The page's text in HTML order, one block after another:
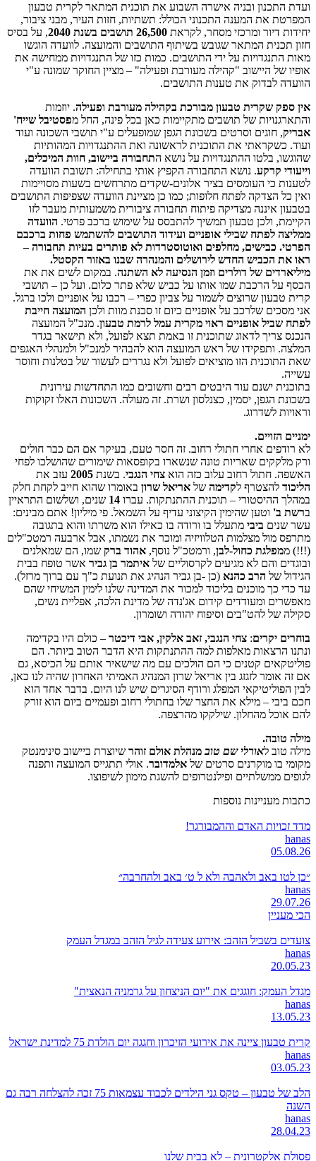
ועדת התכנון ובניה אישרה השבוע את תוכנית המתאר לקרית טבעון
המפרטת את המענה התכנוני הכולל: תשתיות, חזות העיר, מבני ציבור,
יחידות דיור ומרכזי מסחר, לקראת 26,500 תושבים בשנת 2040
, על בסיס
חזון תכנית המתאר שגובש בשיתוף התושבים והמועצה. לוועדה הוגשו
מאות התנגדויות על ידי התושבים. כמות כזו של התנגדויות ממחישה את
אופיו של היישוב "קהילה מעורבת ופעילה" – מציין החוקר שמונה ע"י
הוועדה לבדוק את טענות התושבים.
אין ספק שקרית טבעון מבורכת בקהילה מעורבת ופעילה. יוזמות
והתארגנויות של תושבים מתקיימות כאן בכל פינה, החל מפסטיבל שייח'
אבריק, חוגים וסרטים בשכונת הגפן שמופעלים ע"י תושבי השכונה ועוד
ועוד. כשקראתי את התוכנית לראשונה ואת ההתנגדויות המהותיות
שהוגשו, בלטו ההתנגדויות על נושא התחבורה ביישוב, חוות המיכלים,
וייעודי קרקע. נושא התחבורה הקפיץ אותי בתחילה: תשובת הוועדה
לטענות כי העומסים בציר אלונים-שקדים מתרחשים בשעות מסויימות
ואין כל הצדקה לפתח חלופות; כמו כן מציינת הוועדה שצפיפות התושבים
בטבעון איננה מצדיקה פיתוח תחבורה ציבורית משמעותית מעבר לזו
הקיימת, ולכן טבעון תמשיך להתבסס על שימוש ברכב פרטי. הוועדה
ממליצה לפתח שבילי אופניים ועידוד התושבים להשתמש פחות ברכבם
הפרטי. כבישים, מחלפים ואוטוסטרדות לא פותרים בעיות תחבורה –
ראו את הכביש החדש לירושלים והמנהרה שבנו באזור הקסטל.
מיליארדים של דולרים וזמן הנסיעה לא השתנה. במקום לשים את את
הכסף על הרכבת שמו אותו על כביש שלא פתר כלום. ועל כן – תושבי
קרית טבעון שרוצים לשמור על צביון כפרי – רכבו על אופניים ולכו ברגל.
אני מסכים שלרכב על אופניים כיום זו סכנת מוות ולכן המועצה חייבת
לפתח שביל אופניים ראוי מקרית עמל לרמת טבעון. מנכ"ל המועצה
הנכנס צריך לדאוג שתוכנית זו באמת תצא לפועל, ולא תישאר בגדר
המלצה. ותפקידו של ראש המועצה הוא להבהיר למנכ"ל ולמנהלי האגפים
שאת התוכנית הזו מוציאים לפועל ולא נגררים לעשור של בטלנות וחוסר
עשייה.
בתוכנית ישנם עוד היבטים רבים וחשובים כמו התחדשות עירונית
בשכונת הגפן, יסמין, כצנלסון ושרת. זה מעולה. השכונות האלו זקוקות
וראויות לשדרוג.
ימניים הזויים.
לא רודפים אחרי חתולי רחוב. זה חסר טעם, בעיקר אם הם כבר חולים
ורק מלקקים שאריות טונה שנשארו בקופסאות שימורים שהושלכו לפחי
האשפה. חתול רחוב עלוב כזה הוא צחי הנגבי. בשנת
עזב את
הליכוד להצטרף לקדימה של אריאל שרון באומרו שהוא חייב לקחת חלק
במהלך ההיסטורי – תוכנית ההתנתקות. עברו
שנים, ושלשום התראיין
ברשת ב' וטען שהימין הקיצוני עדיף על השמאל. פי מיליון! אתם מבינים:
עשר שנים ביבי מתעלל בו ורודה בו כאילו הוא משרתו והוא בתגובה
מתרפס מול מצלמות הטלוויזיה ומוכר את נשמתו, אבל ארבעה רמטכ"לים
(!!!) ממפלגת כחול-לבן, ורמטכ"ל נוסף, אהוד ברק שמו, הם שמאלנים
ובוגדים והם לא מגיעים לקרסוליים של איתמר בן גביר אשר טופח בבית
הגידול של הרב כהנא (כן -בן גביר הנהיג את תנועת כ"ך עם ברוך מרזל).
עד כדי כך מוכנים בליכוד למכור את המדינה שלנו לימין המשיחי שהם
מאפשרים ומעודדים קידום אג'נדה של מדינת הלכה, אפליית נשים,
סקילה של להט"בים וסיפוח יהודה ושומרון.
בוחרים יקרים: צחי הנגבי, זאב אלקין, אבי דיכטר – כולם היו בקדימה
ונתנו הרצאות מאלפות למה ההתנתקות היא הדבר הטוב ביותר. הם
פוליטקאים קטנים כי הם הולכים עם מה שישאיר אותם על הכיסא, גם
אם זה אומר לזגזג בין אריאל שרון המנהיג האמיתי האחרון שהיה לנו כאן,
לבין הפוליטיקאי המפלג ורודף הסיגרים שיש לנו היום. בדבר אחד הוא
חכם ביבי – מילא את החצר שלו בחתולי רחוב ופעמיים ביום הוא זורק
להם אוכל מהחלון. שילקקו מהרצפה.
מילה טובה.
מילה טוב לאורלי שם טוב מנהלת אולם זוהר שיוצרת ביישוב סינימנטק
מקומי בו מוקרנים סרטים של אלמדובר. אולי תתגייס המועצה ותפנה
לגופים ממשלתיים ופילנטרופים להשגת מימון לשיפוצו.
כתבות מעניינות נוספות
מדד זכויות האדם וההמבורגר!
hanas
05.08.26
״כן לטו באב ולאהבה ולא ל ט׳ באב ולהחרבה״
hanas
29.07.26
הכי מעניין
צועדים בשביל הזהב: אירוע צעידה לגיל הזהב במגדל העמק
hanas
20.05.23
מגדל העמק: חוגגים את "יום הניצחון על גרמניה הנאצית"
hanas
13.05.23
קרית טבעון ציינה את אירועי הזיכרון וחגגה יום הולדת 75 למדינת ישראל
hanas
03.05.23
הלב של טבעון – טקס גני הילדים לכבוד עצמאות 75 זכה להצלחה רבה גם
השנה
hanas
28.04.23
פסולת אלקטרונית – לא בבית שלנו